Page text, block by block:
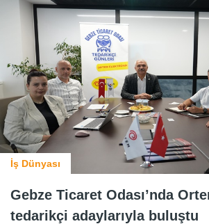
İş Dünyası
Gebze Ticaret Odası’nda
tedarikçi adaylarıyla buluştu